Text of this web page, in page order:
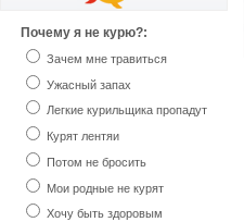
Почему я не курю?:
Зачем мне травиться
Ужасный запах
Легкие курильщика пропадут
Курят лентяи
Потом не бросить
Мои родные не курят
Хочу быть здоровым